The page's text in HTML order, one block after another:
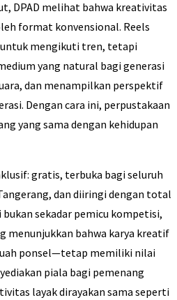
DPAD melihat bahwa kreativitas
format konvensional. Reels
untuk mengikuti tren, tetapi
yang natural bagi generasi
dan menampilkan perspektif
Dengan cara ini, perpustakaan
yang sama dengan kehidupan
gratis, terbuka bagi seluruh
dan diiringi dengan total
bukan sekadar pemicu kompetisi,
menunjukkan bahwa karya kreatif
ponsel—tetap memiliki nilai
piala bagi pemenang
layak dirayakan sama seperti